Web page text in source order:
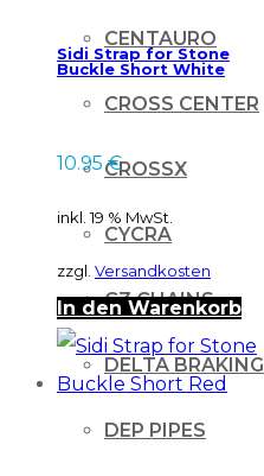
CENTAURO
CROSS CENTER
CROSSX
CYCRA
CZ CHAINS
DELTA BRAKING
DEP PIPES
Sidi Strap for Stone
Buckle Short White
10.95€
inkl. 19 % MwSt.
zzgl. Versandkosten
In den Warenkorb